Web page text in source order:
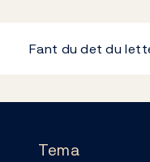
Fant du det du
Tema